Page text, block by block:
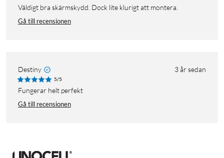
Väldigt bra skärmskydd. Dock lite klurigt att montera.
Gå till recensionen
Destiny 3 år sedan
5/5
fungerar helt perfekt
Gå till recensionen